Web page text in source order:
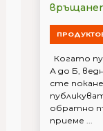
Когато
А до Б,
сте
обратно
приеме ...